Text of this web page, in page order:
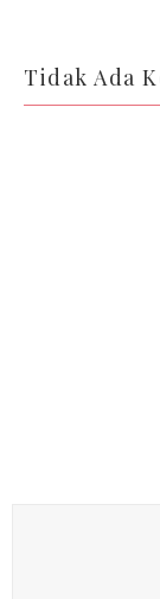
Tidak Ada